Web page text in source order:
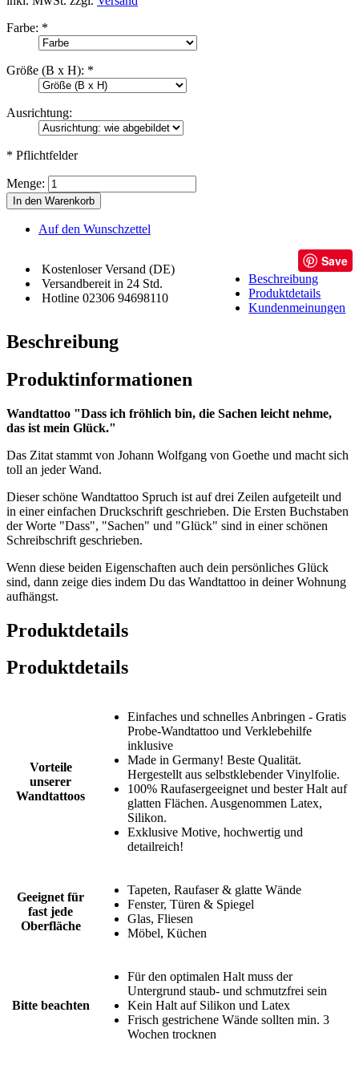
Farbe: *
Größe (B x H): *
Ausrichtung:
* Pflichtfelder
Menge:
In den Warenkorb
Auf den Wunschzettel
Kostenloser Versand (DE)
Versandbereit in 24 Std.
Hotline 02306 94698110
Save
Beschreibung
Produktdetails
Kundenmeinungen
Beschreibung
Produktinformationen
Wandtattoo "Dass ich fröhlich bin, die Sachen leicht nehme,
das ist mein Glück."
Das Zitat stammt von Johann Wolfgang von Goethe und macht sich
toll an jeder Wand.
Dieser schöne Wandtattoo Spruch ist auf drei Zeilen aufgeteilt und
in einer einfachen Druckschrift geschrieben. Die Ersten Buchstaben
der Worte "Dass", "Sachen" und "Glück" sind in einer schönen
Schreibschrift geschrieben.
Wenn diese beiden Eigenschaften auch dein persönliches Glück
sind, dann zeige dies indem Du das Wandtattoo in deiner Wohnung
aufhängst.
Produktdetails
Produktdetails
Vorteile
unserer
Wandtattoos
Einfaches und schnelles Anbringen - Gratis
Probe-Wandtattoo und Verklebehilfe
inklusive
Made in Germany! Beste Qualität.
Hergestellt aus selbstklebender Vinylfolie.
100% Raufasergeeignet und bester Halt auf
glatten Flächen. Ausgenommen Latex,
Silikon.
Exklusive Motive, hochwertig und
detailreich!
Geeignet für
fast jede
Oberfläche
Tapeten, Raufaser & glatte Wände
Fenster, Türen & Spiegel
Glas, Fliesen
Möbel, Küchen
Bitte beachten
Für den optimalen Halt muss der
Untergrund staub- und schmutzfrei sein
Kein Halt auf Silikon und Latex
Frisch gestrichene Wände sollten min. 3
Wochen trocknen